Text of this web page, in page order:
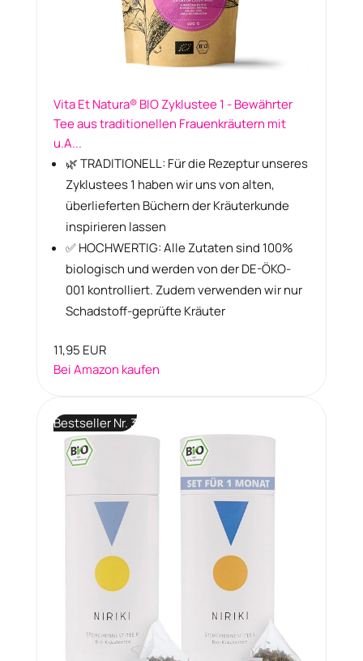
Vita Et Natura® BIO Zyklustee 1 - Bewährter
Tee aus traditionellen Frauenkräutern mit
u.A...
🌿 TRADITIONELL: Für die Rezeptur unseres
Zyklustees 1 haben wir uns von alten,
überlieferten Büchern der Kräuterkunde
inspirieren lassen
✅ HOCHWERTIG: Alle Zutaten sind 100%
biologisch und werden von der DE-ÖKO-
001 kontrolliert. Zudem verwenden wir nur
Schadstoff-geprüfte Kräuter
11,95 EUR
Bei Amazon kaufen
Bestseller Nr. 3